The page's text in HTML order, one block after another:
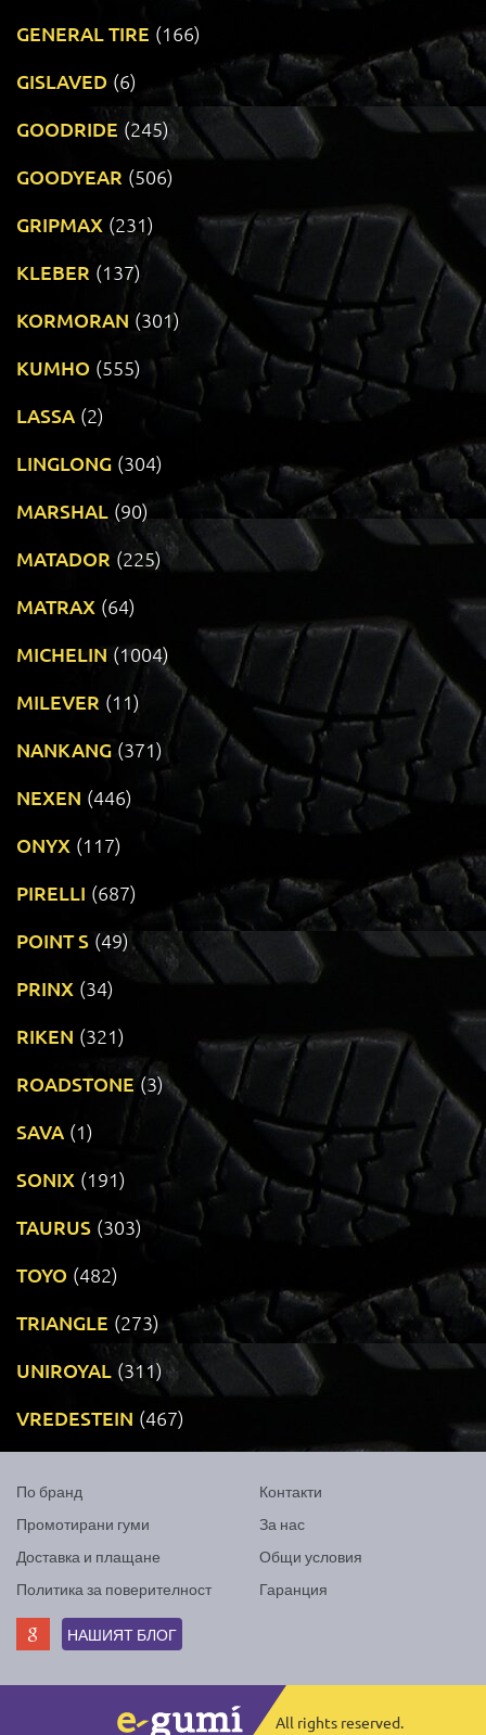
GENERAL TIRE (166)
GISLAVED (6)
GOODRIDE (245)
GOODYEAR (506)
GRIPMAX (231)
KLEBER (137)
KORMORAN (301)
KUMHO (555)
LASSA (2)
LINGLONG (304)
MARSHAL (90)
MATADOR (225)
MATRAX (64)
MICHELIN (1004)
MILEVER (11)
NANKANG (371)
NEXEN (446)
ONYX (117)
PIRELLI (687)
POINT S (49)
PRINX (34)
RIKEN (321)
ROADSTONE (3)
SAVA (1)
SONIX (191)
TAURUS (303)
TOYO (482)
TRIANGLE (273)
UNIROYAL (311)
VREDESTEIN (467)
По бранд
Промотирани гуми
Доставка и плащане
Политика за поверителност
Контакти
За нас
Общи условия
Гаранция
НАШИЯТ БЛОГ
All rights reserved.